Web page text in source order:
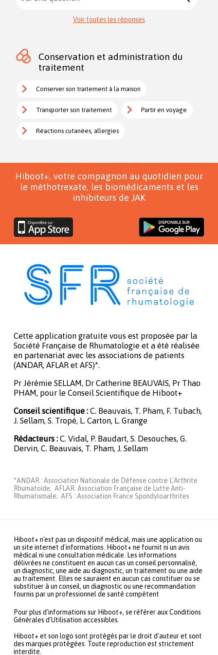
Voir toutes les réponses
Conservation et administration du
traitement
Conserver son traitement à la maison
Transporter son traitement Partir en voyage
Réactions cutanées, allergies
Hiboot+, votre compagnon au quotidien pour
le méthotrexate, les biomédicaments et les
inhibiteurs de JAK
Cette application gratuite vous est proposée par la
Société Française de Rhumatologie et a été réalisée
en partenariat avec les associations de patients
(ANDAR, AFLAR et AFS)*.
Pr Jérémie SELLAM, Dr Catherine BEAUVAIS, Pr Thao
PHAM, pour le Conseil Scientifique de Hiboot+
Conseil scientifique : C. Beauvais, T. Pham, F. Tubach,
J. Sellam, S. Tropé, L. Carton, L. Grange
Rédacteurs : C. Vidal, P. Baudart, S. Desouches, G.
Dervin, C. Beauvais, T. Pham, J. Sellam
*ANDAR : Association Nationale de Défense contre L'Arthrite
Rhumatoide; AFLAR: Association Française de Lutte Anti-
Rhumatismale; AFS : Association France Spondyloarthrites
Hiboot+ n'est pas un dispositif médical, mais une application ou
un site internet d'informations. Hiboot+ ne fournit ni un avis
médical ni une consultation médicale. Les informations
délivrées ne constituent en aucun cas un conseil personnalisé,
un diagnostic, une aide au diagnostic, un traitement ou une aide
au traitement. Elles ne sauraient en aucun cas constituer ou se
substituer à un conseil, un diagnostic ou une recommandation
fournis par un professionnel de santé compétent
Pour plus d'informations sur Hiboot+, se référer aux Conditions
Générales d'Utilisation accessibles.
Hiboot+ et son logo sont protégés par le droit d'auteur et sont
des marques protégées. Toute reproduction est strictement
interdite.